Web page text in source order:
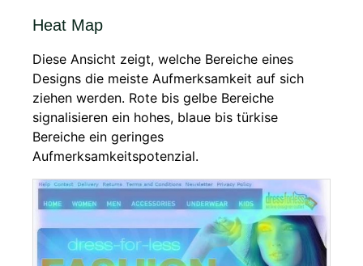
Heat Map
Diese Ansicht zeigt, welche Bereiche eines
Designs die meiste Aufmerksamkeit auf sich
ziehen werden. Rote bis gelbe Bereiche
signalisieren ein hohes, blaue bis türkise
Bereiche ein geringes
Aufmerksamkeitspotenzial.